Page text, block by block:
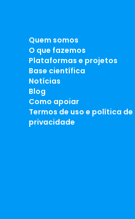
Quem somos
O que fazemos
Plataformas e projetos
Base científica
Notícias
Blog
Como apoiar
Termos de uso e política de
privacidade